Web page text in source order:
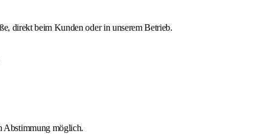
direkt beim Kunden oder in unserem Betrieb.
Abstimmung möglich.